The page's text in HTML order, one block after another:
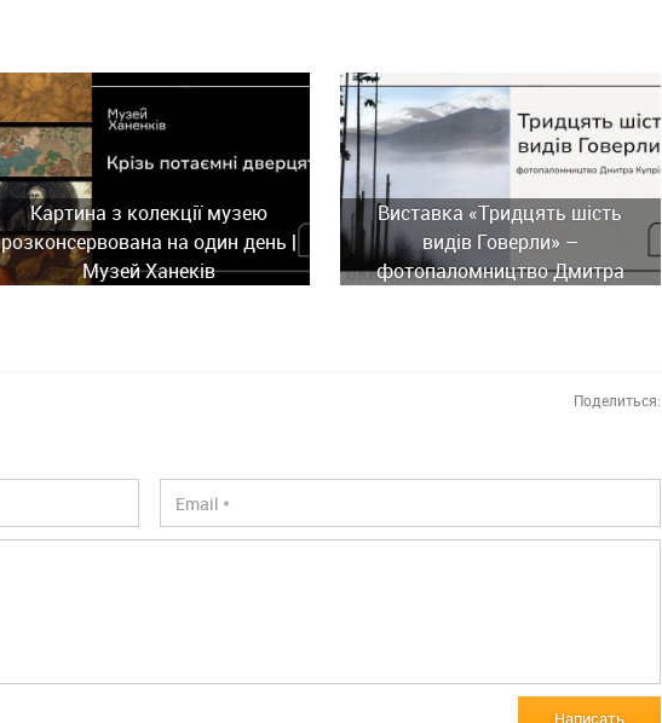
Картина з колекції музею
розконсервована на один день |
Музей Ханеків
Виставка «Тридцять шість
видів Говерли» –
фотопаломництво Дмитра
Поделиться:
Написать